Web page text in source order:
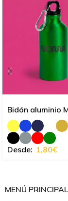
Bidón aluminio
Desde: 1,80€
MENÚ PRINCIPAL